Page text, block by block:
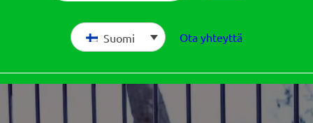
Ota yhteyttä
Suomi